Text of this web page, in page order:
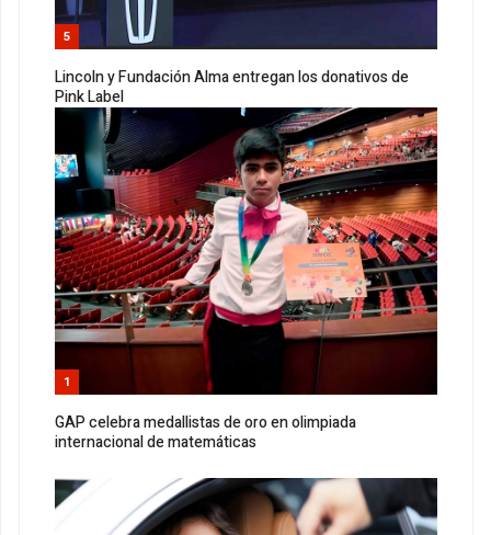
5
Lincoln y Fundación Alma entregan los donativos de
Pink Label
1
GAP celebra medallistas de oro en olimpiada
internacional de matemáticas